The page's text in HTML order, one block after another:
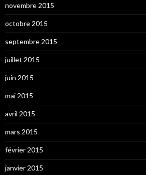
novembre 2015
octobre 2015
septembre 2015
juillet 2015
juin 2015
mai 2015
avril 2015
mars 2015
février 2015
janvier 2015